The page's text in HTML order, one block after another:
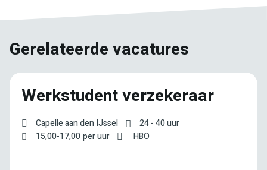
Gerelateerde vacatures
Werkstudent verzekeraar
Capelle aan den IJssel
24 - 40 uur
15,00-17,00per uur HBO